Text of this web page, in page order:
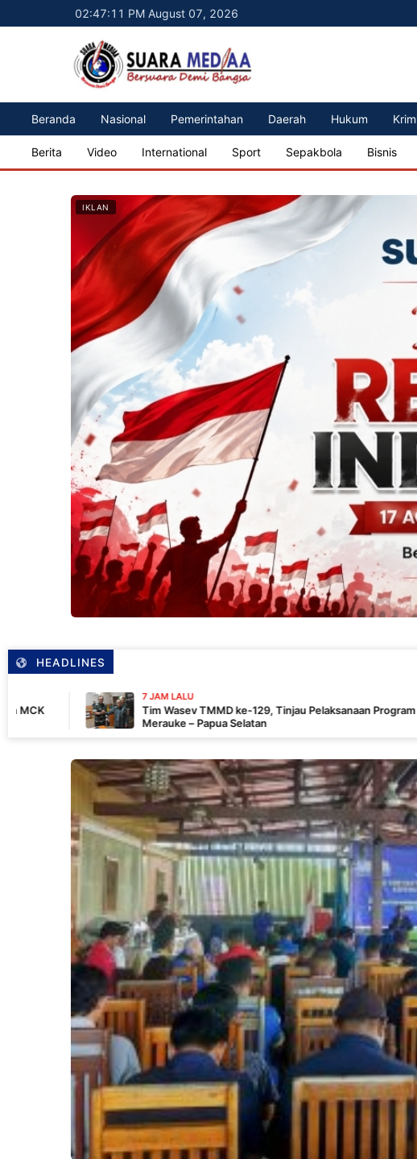
02:47:13 PM August 07, 2026
Beranda Nasional Pemerintahan Daerah Hukum
Berita Video International Sport Sepakbola Bisnis
IKLAN
HEADLINES
7 JAM LALU
Tim Wasev TMMD ke-129, Tinjau Pelaksanaan Program Di
Merauke – Papua Selatan